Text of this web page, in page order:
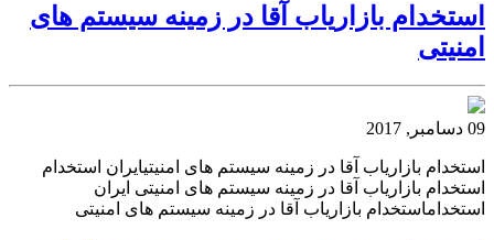
استخدام بازاریاب آقا در زمینه سیستم های
امنیتی
09 دسامبر, 2017
استخدام بازاریاب آقا در زمینه سیستم های امنیتیایران استخدام
استخدام بازاریاب آقا در زمینه سیستم های امنیتی ایران
استخداماستخدام بازاریاب آقا در زمینه سیستم های امنیتی